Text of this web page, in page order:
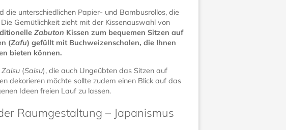
die unterschiedlichen Papier- und Bambusrollos, die
Gemütlichkeit zieht mit der Kissenauswahl von
Zabuton Kissen zum bequemen Sitzen auf
(Zafu) gefüllt mit Buchweizenschalen, die Ihnen
bieten können.
Zaisu (Saisu), die auch Ungeübten das Sitzen auf
dekorieren möchte sollte zudem einen Blick auf das
Ideen freien Lauf zu lassen.
Raumgestaltung – Japanismus